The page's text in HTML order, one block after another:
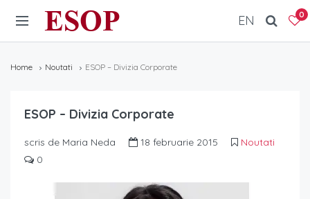
ESOP 0
EN
Home Noutati ESOP – Divizia Corporate
ESOP – Divizia Corporate
scris de Maria Neda 18 februarie 2015
Noutati
0